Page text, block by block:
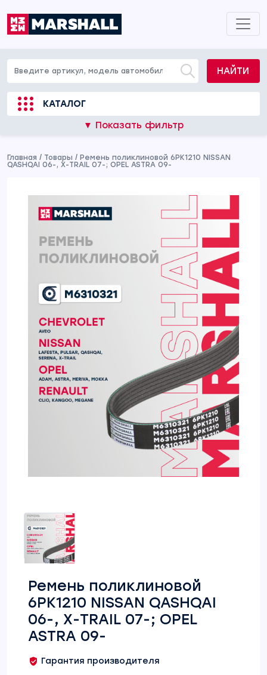
НАЙТИ
КАТАЛОГ
▼ Показать фильтр
Главная / Товары / Ремень поликлиновой 6PK1210 NISSAN
QASHQAI 06-, X-TRAIL 07-; OPEL ASTRA 09-
Ремень поликлиновой
6PK1210 NISSAN QASHQAI
06-, X-TRAIL 07-; OPEL
ASTRA 09-
Гарантия производителя